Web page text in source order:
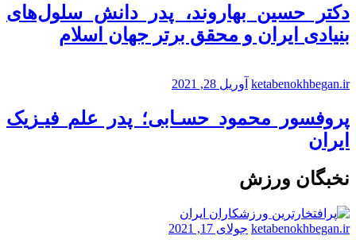
دکتر حسین بهاروند، پدر دانش سلول‌های
بنیادی ایران و محقق برتر جهان اسلام
ketabenokhbegan.ir آوریل 28, 2021
پروفسور محمود حسـابی؛ پدر علم فیـزیک
ایران
نخبگان ورزش
ketabenokhbegan.ir جولای 17, 2021